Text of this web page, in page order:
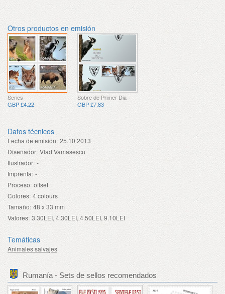
Otros productos en emisión
Series
GBP £4.22
Sobre de Primer Dia
GBP £7.83
Datos técnicos
Fecha de emisión: 25.10.2013
Diseñador: Vlad Vamasescu
Ilustrador: -
Imprenta: -
Proceso: offset
Colores: 4 colours
Tamaño: 48 x 33 mm
Valores: 3.30LEI, 4.30LEI, 4.50LEI, 9.10LEI
Temáticas
Animales salvajes
Rumanía - Sets de sellos recomendados